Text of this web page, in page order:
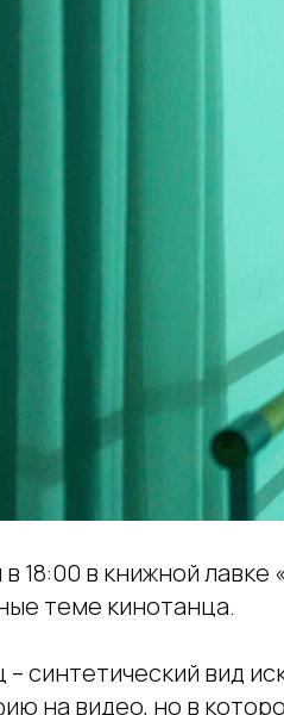
в 18:00 в книжной
теме кинотанца.
синтетический вид
на видео, но в